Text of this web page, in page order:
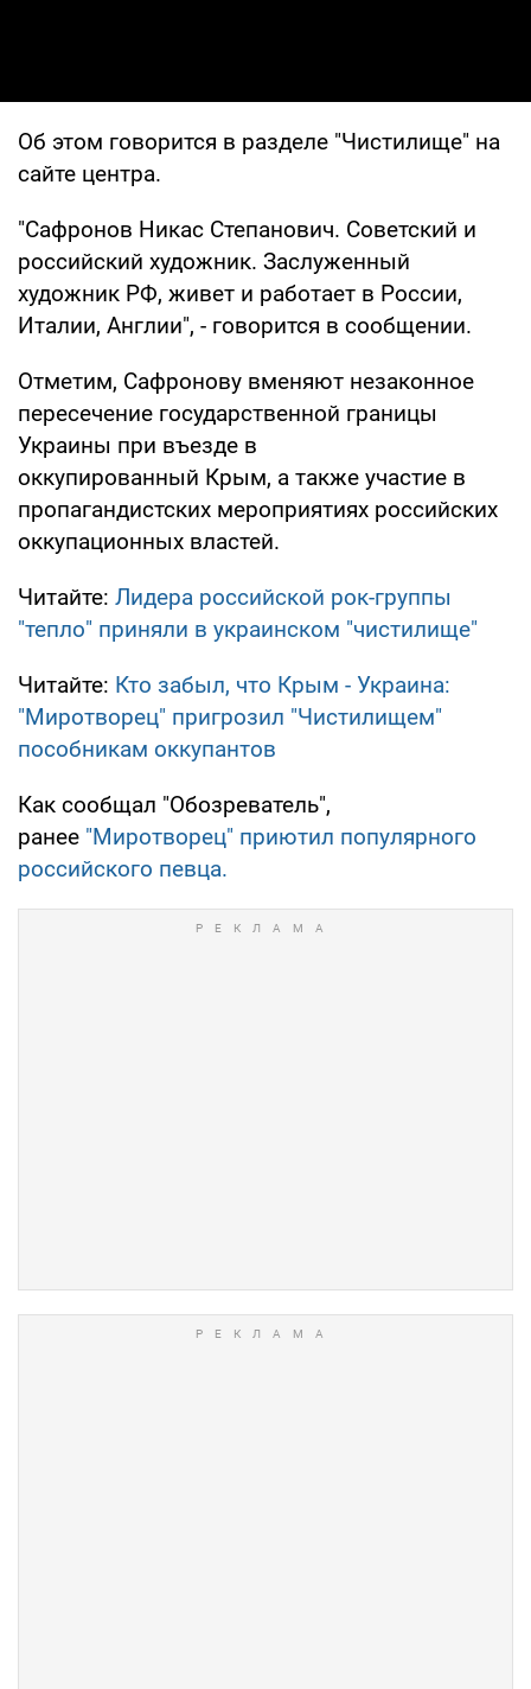
Об этом говорится в разделе "Чистилище" на
сайте центра.
"Сафронов Никас Степанович. Советский и
российский художник. Заслуженный
художник РФ, живет и работает в России,
Италии, Англии", - говорится в сообщении.
Отметим, Сафронову вменяют незаконное
пересечение государственной границы
Украины при въезде в
оккупированный Крым, а также участие в
пропагандистских мероприятиях российских
оккупационных властей.
Читайте: Лидера российской рок-группы
"тепло" приняли в украинском "чистилище"
Читайте: Кто забыл, что Крым - Украина:
"Миротворец" пригрозил "Чистилищем"
пособникам оккупантов
Как сообщал "Обозреватель",
ранее "Миротворец" приютил популярного
российского певца.